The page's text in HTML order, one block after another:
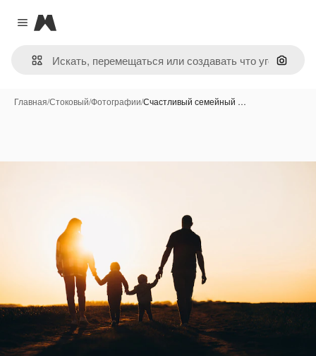
Close menu
Magnific
Поиск
Главная/Стоковый/Фотографии/Счастливый семейный …